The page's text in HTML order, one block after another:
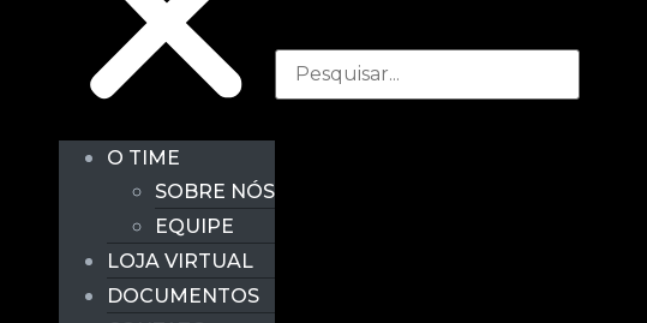
O TIME
SOBRE NÓS
EQUIPE
LOJA VIRTUAL
DOCUMENTOS